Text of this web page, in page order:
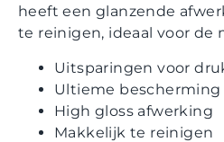
heeft een glanzende
te reinigen, ideaal voor de
Uitsparingen voor
Ultieme bescherming
High gloss afwerking
Makkelijk te reinigen